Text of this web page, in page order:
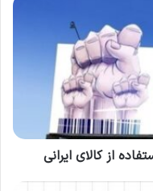
از کالای ایرانی